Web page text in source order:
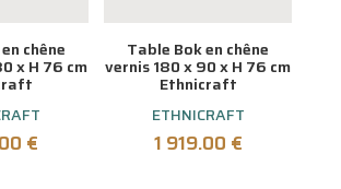
chêne
x H 76 cm
€
Table Bok en chêne
vernis 180 x 90 x H 76 cm
Ethnicraft
ETHNICRAFT
1 919.00 €